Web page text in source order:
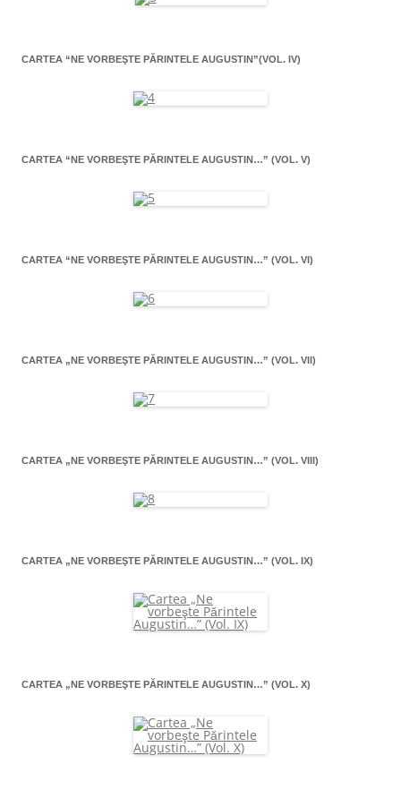
CARTEA “NE VORBEŞTE PĂRINTELE AUGUSTIN”(VOL. IV)
CARTEA “NE VORBEŞTE PĂRINTELE AUGUSTIN…” (VOL. V)
CARTEA “NE VORBEŞTE PĂRINTELE AUGUSTIN…” (VOL. VI)
CARTEA „NE VORBEŞTE PĂRINTELE AUGUSTIN…” (VOL. VII)
CARTEA „NE VORBEŞTE PĂRINTELE AUGUSTIN…” (VOL. VIII)
CARTEA „NE VORBEŞTE PĂRINTELE AUGUSTIN…” (VOL. IX)
CARTEA „NE VORBEŞTE PĂRINTELE AUGUSTIN…” (VOL. X)